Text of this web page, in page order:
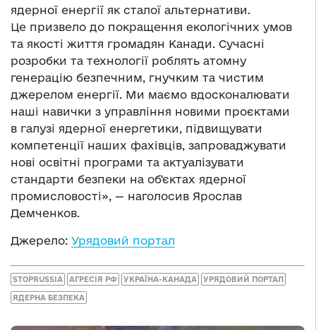
ядерної енергії як сталої альтернативи.
Це призвело до покращення екологічних умов
та якості життя громадян Канади. Сучасні
розробки та технології роблять атомну
генерацію безпечним, гнучким та чистим
джерелом енергії. Ми маємо вдосконалювати
наші навички з управління новими проєктами
в галузі ядерної енергетики, підвищувати
компетенції наших фахівців, запроваджувати
нові освітні програми та актуалізувати
стандарти безпеки на обʼєктах ядерної
промисловості», — наголосив Ярослав
Демченков.
Джерело: Урядовий портал
STOPRUSSIA АГРЕСІЯ РФ УКРАЇНА-КАНАДА УРЯДОВИЙ ПОРТАЛ
ЯДЕРНА БЕЗПЕКА